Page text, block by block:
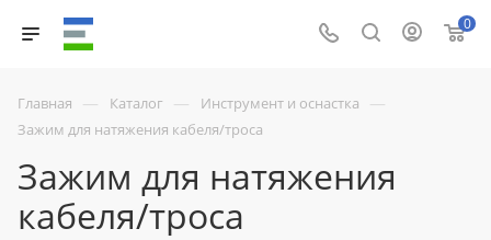
0
Главная — Каталог — Инструмент и оснастка —
Зажим для натяжения кабеля/троса
Зажим для натяжения
кабеля/троса